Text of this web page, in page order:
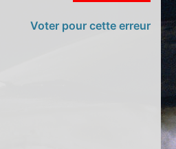
Voter pour cette erreur